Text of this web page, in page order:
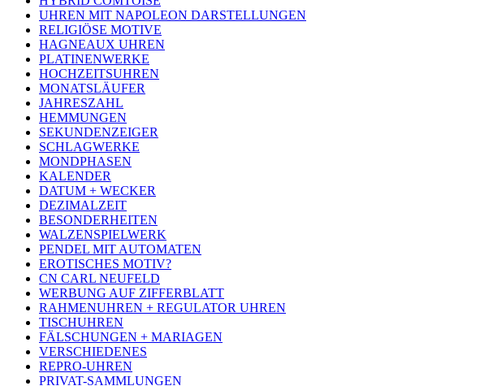
UHREN MIT NAPOLEON DARSTELLUNGEN
RELIGIÖSE MOTIVE
HAGNEAUX UHREN
PLATINENWERKE
HOCHZEITSUHREN
MONATSLÄUFER
JAHRESZAHL
HEMMUNGEN
SEKUNDENZEIGER
SCHLAGWERKE
MONDPHASEN
KALENDER
DATUM + WECKER
DEZIMALZEIT
BESONDERHEITEN
WALZENSPIELWERK
PENDEL MIT AUTOMATEN
EROTISCHES MOTIV?
CN CARL NEUFELD
WERBUNG AUF ZIFFERBLATT
RAHMENUHREN + REGULATOR UHREN
TISCHUHREN
FÄLSCHUNGEN + MARIAGEN
VERSCHIEDENES
REPRO-UHREN
PRIVAT-SAMMLUNGEN